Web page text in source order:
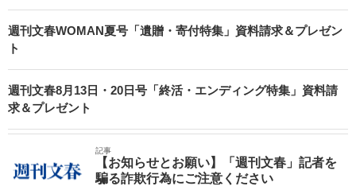
週刊文春WOMAN夏号「遺贈・寄付特集」資料請求＆プレゼン
ト
週刊文春8月13日・20日号「終活・エンディング特集」資料請
求＆プレゼント
記事
【お知らせとお願い】「週刊文春」記者を
騙る詐欺行為にご注意ください